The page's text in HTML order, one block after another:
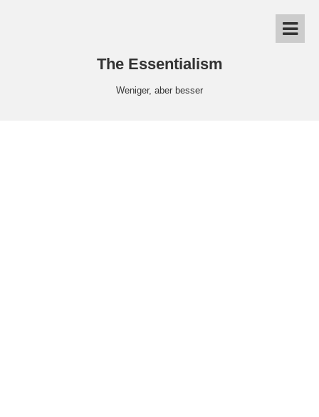
The Essentialism
Weniger, aber besser